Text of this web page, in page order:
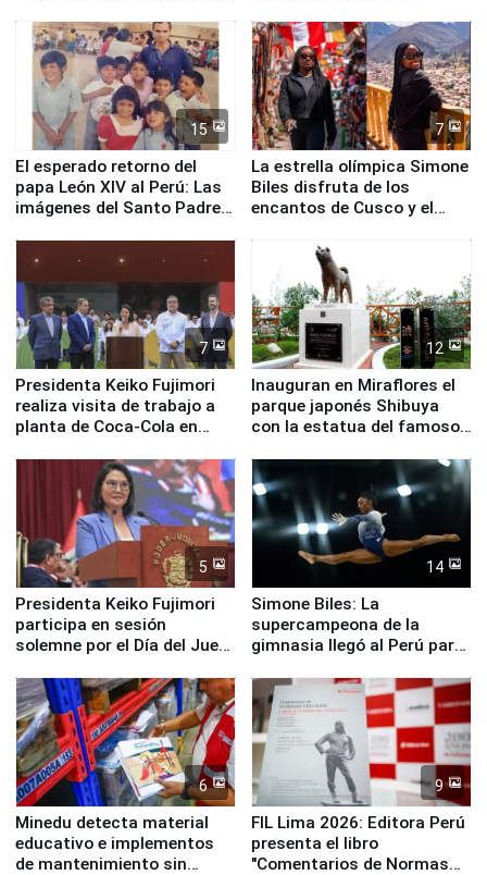
de Chile
15
El esperado retorno del
papa León XIV al Perú: Las
imágenes del Santo Padre
7
La estrella olímpica Simone
Biles disfruta de los
encantos de Cusco y el
7
Presidenta Keiko Fujimori
realiza visita de trabajo a
planta de Coca-Cola en
12
Inauguran en Miraflores el
parque japonés Shibuya
con la estatua del famoso
5
Presidenta Keiko Fujimori
participa en sesión
solemne por el Día del Juez
14
Simone Biles: La
supercampeona de la
gimnasia llegó al Perú para
Panamericanos Lima 2027
6
Minedu detecta material
educativo e implementos
de mantenimiento sin
9
FIL Lima 2026: Editora Perú
presenta el libro
"Comentarios de Normas